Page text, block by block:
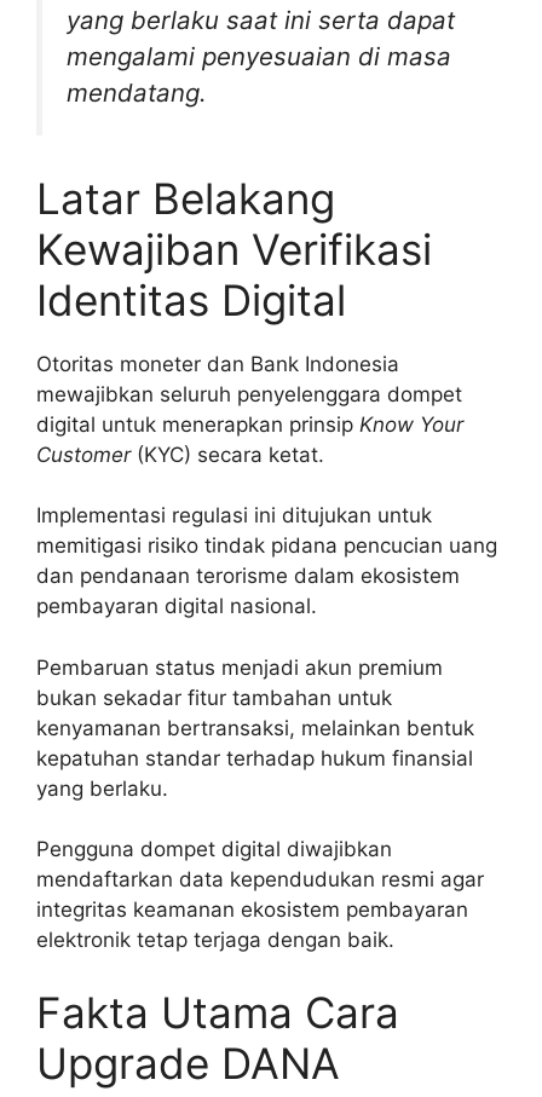
yang berlaku saat ini serta dapat
mengalami penyesuaian di masa
mendatang.
Latar Belakang
Kewajiban Verifikasi
Identitas Digital
Otoritas moneter dan Bank Indonesia
mewajibkan seluruh penyelenggara dompet
digital untuk menerapkan prinsip Know Your
Customer(KYC) secara ketat.
Implementasi regulasi ini ditujukan untuk
memitigasi risiko tindak pidana pencucian uang
dan pendanaan terorisme dalam ekosistem
pembayaran digital nasional.
Pembaruan status menjadi akun premium
bukan sekadar fitur tambahan untuk
kenyamanan bertransaksi, melainkan bentuk
kepatuhan standar terhadap hukum finansial
yang berlaku.
Pengguna dompet digital diwajibkan
mendaftarkan data kependudukan resmi agar
integritas keamanan ekosistem pembayaran
elektronik tetap terjaga dengan baik.
Fakta Utama Cara
Upgrade DANA